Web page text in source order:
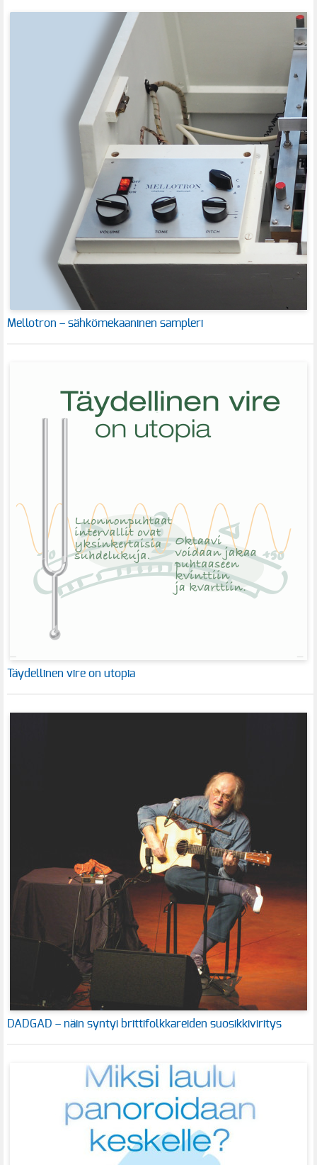
Mellotron – sähkömekaaninen sampleri
Täydellinen vire on utopia
DADGAD – näin syntyi brittifolkkareiden suosikkiviritys